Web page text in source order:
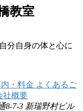
教室
分自身の体と心に
・料金 よくあるご
社概要
8-7-3 新瑞野村ビル